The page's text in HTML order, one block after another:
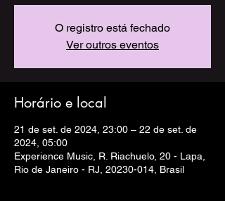
O registro está fechado
Ver outros eventos
Horário e local
21 de set. de 2024, 23:00 – 22 de set. de
2024, 05:00
Experience Music, R. Riachuelo, 20 - Lapa,
Rio de Janeiro - RJ, 20230-014, Brasil